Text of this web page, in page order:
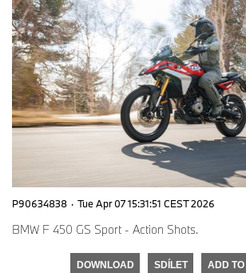
P90634838 · Tue Apr 07 15:31:51 CEST 2026
BMW F 450 GS Sport - Action Shots.
DOWNLOAD SDÍLET ADD